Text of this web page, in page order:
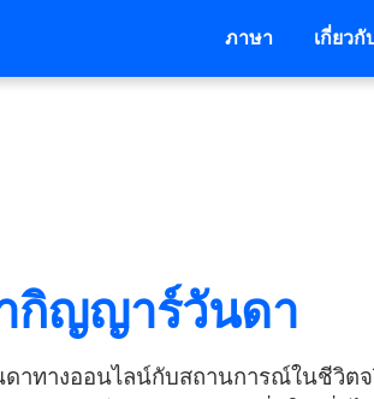
ภาษา เกี่ยวกั
กิญญาร์วันดา
าทางออนไลน์กับสถานการณ์ในชีวิตจ